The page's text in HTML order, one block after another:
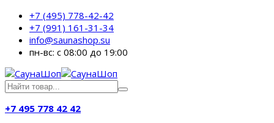
+7 (495) 778-42-42
+7 (991) 161-31-34
info@saunashop.su
пн-вс: с 08:00 до 19:00
+7 495 778 42 42